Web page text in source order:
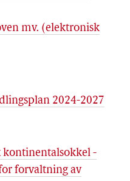
mv. (elektronisk
2024-2027
kontinentalsokkel -
forvaltning av